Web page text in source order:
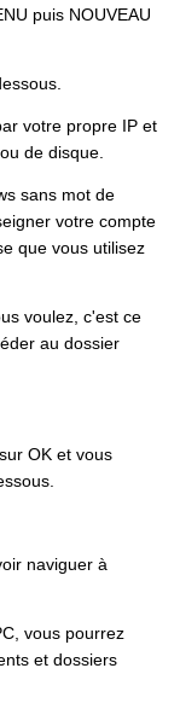
puis NOUVEAU
votre propre IP et
de disque.
sans mot de
votre compte
que vous utilisez
voulez, c'est ce
au dossier
OK et vous
naviguer à
vous pourrez
et dossiers